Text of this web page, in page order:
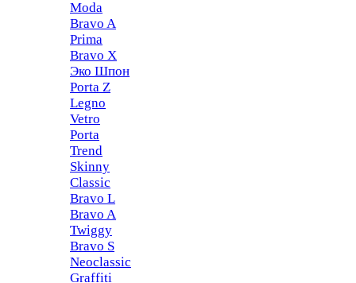
Moda
Bravo A
Prima
Bravo X
Эко Шпон
Porta Z
Legno
Vetro
Porta
Trend
Skinny
Classic
Bravo L
Bravo A
Twiggy
Bravo S
Neoclassic
Graffiti